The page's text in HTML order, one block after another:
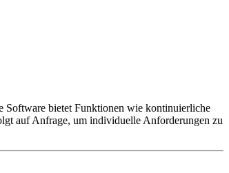
Software bietet Funktionen wie kontinuierliche
auf Anfrage, um individuelle Anforderungen zu